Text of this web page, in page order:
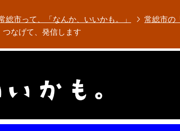
総市って、「なんか、いいかも。」
常総市の
なげて、発信します